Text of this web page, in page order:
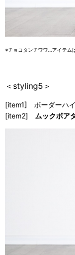
※チョコタンチワワ…アイテム
＜styling5＞
[item1] ボーダーハイ
[item2] ムックボア